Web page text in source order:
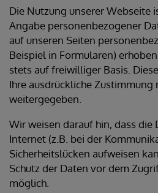
Die Nutzung unserer Webseite
Angabe personenbezogener
auf unseren Seiten
Beispiel in Formularen)
stets auf freiwilliger Basis.
Ihre ausdrückliche Zustimmung
weitergegeben.
Wir weisen darauf hin, dass
Internet (z.B. bei der
Sicherheitslücken aufweisen
Schutz der Daten vor dem
möglich.